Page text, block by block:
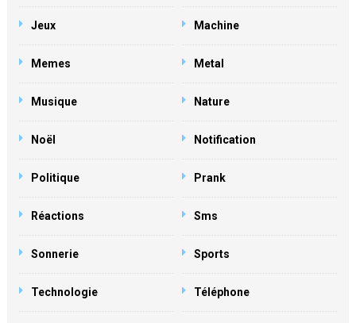
Jeux Machine
Memes Metal
Musique Nature
Noël Notification
Politique Prank
Réactions Sms
Sonnerie Sports
Technologie Téléphone